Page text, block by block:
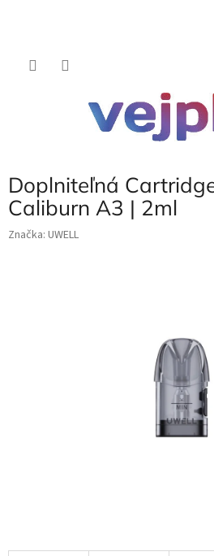
Doplniteľná
Caliburn A3 | 2ml
Značka: UWELL